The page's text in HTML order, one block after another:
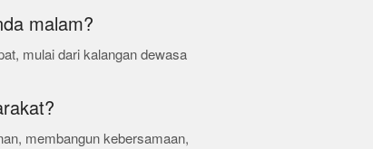
malam?
mulai dari kalangan dewasa
membangun kebersamaan,